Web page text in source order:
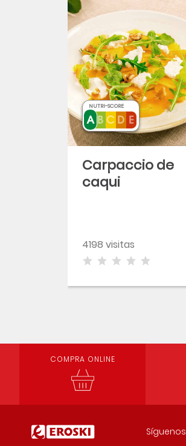
Carpaccio de
caqui
4198 visitas
NUTRI-SCORE
COMPRA ONLINE
Síguenos